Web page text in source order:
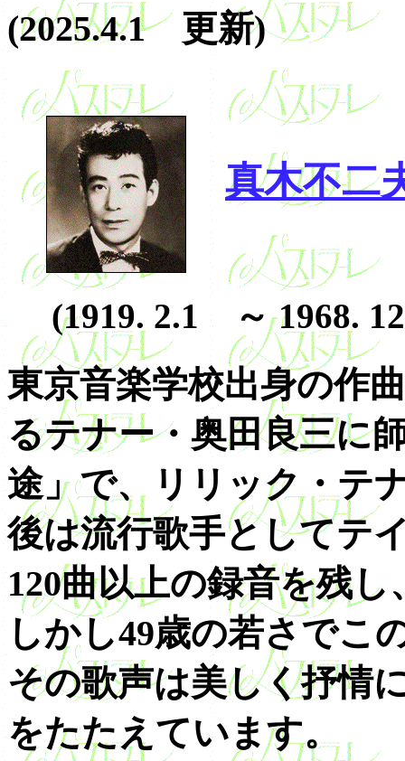
(2025.4.1 更新)
真木不二
(1919. 2.1 ～ 1968.
東京音楽学校出身の作
るテナー・奥田良三に
途」で、リリック・テ
後は流行歌手としてテ
120曲以上の録音を残
しかし49歳の若さでこ
その歌声は美しく抒情
をたたえています。